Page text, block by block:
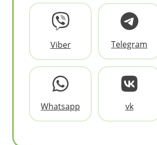
Viber Telegram
Whatsapp vk